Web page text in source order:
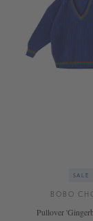
SALE
BOBO
Pullover